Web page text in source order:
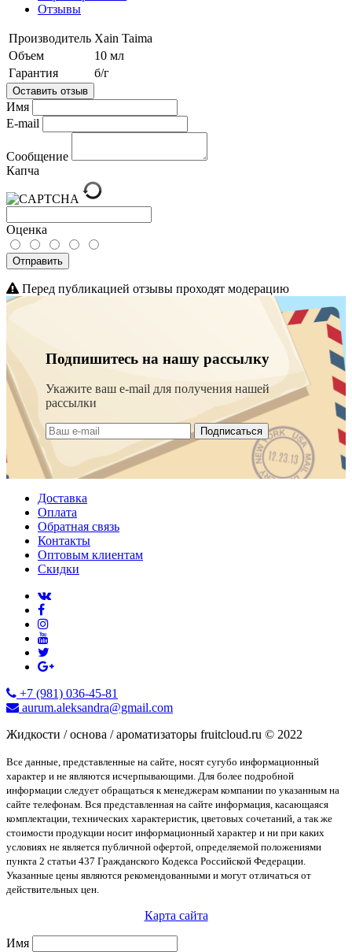
Отзывы
Производитель Xain Taima
Объем
10 мл
Гарантия
б/г
Оставить отзыв
Имя
E-mail
Сообщение
Капча
Оценка
Отправить
Перед публикацией отзывы проходят модерацию
Подпишитесь на нашу рассылку
Укажите ваш e-mail для получения нашей
рассылки
Подписаться
Доставка
Оплата
Обратная связь
Контакты
Оптовым клиентам
Скидки
+7 (981) 036-45-81
aurum.aleksandra@gmail.com
Жидкости / основа / ароматизаторы fruitcloud.ru © 2022
Все данные, представленные на сайте, носят сугубо информационный
характер и не являются исчерпывающими. Для более подробной
информации следует обращаться к менеджерам компании по указанным на
сайте телефонам. Вся представленная на сайте информация, касающаяся
комплектации, технических характеристик, цветовых сочетаний, а так же
стоимости продукции носит информационный характер и ни при каких
условиях не является публичной офертой, определяемой положениями
пункта 2 статьи 437 Гражданского Кодекса Российской Федерации.
Указанные цены являются рекомендованными и могут отличаться от
действительных цен.
Карта сайта
Имя